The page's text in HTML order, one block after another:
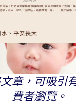
章，可吸引
費者瀏覽。